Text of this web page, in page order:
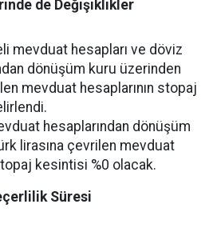
de Değişiklikler
mevduat hesapları ve döviz
dönüşüm kuru üzerinden
mevduat hesaplarının stopaj
hesaplarından dönüşüm
lirasına çevrilen mevduat
kesintisi %0 olacak.
Süresi